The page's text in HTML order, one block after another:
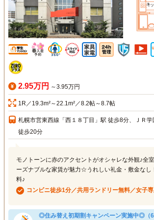
2.95万円 ～3.95万円
1R／19.3m²～22.1m²／8.2帖～8.7帖
札幌市営東西線「西１８丁目」駅 徒歩8分、ＪＲ
徒歩20分
モノトーンに赤のアクセントがオシャレな外観♪全
ーズナブルな家賃が魅力☆うれしい礼金・敷金なし
料♪
コンビニ徒歩1分／共用ランドリー無料／女子
◎住み替え初期割キャンペーン実施中◎（